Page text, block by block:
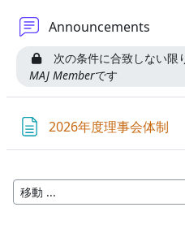
Announcements
次の条件に合致しない限
MAJ Memberです
2026年度理事会体制